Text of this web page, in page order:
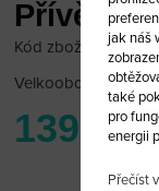
Přívěsek
Kód zboží: DAF_pr2
Velkoobchodní
139 Kč
jak náš
také
pro
energii
Přečíst